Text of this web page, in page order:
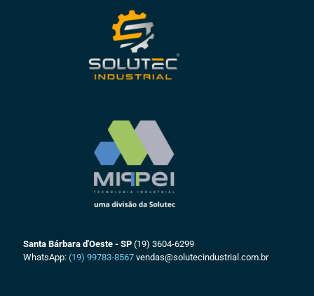
Santa Bárbara d'Oeste - SP (19) 3604-6299
WhatsApp: (19) 99783-8567 vendas@solutecindustrial.com.br